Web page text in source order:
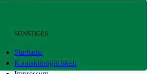
SONSTIGES
Startseite
Kontaktmöglichkeit